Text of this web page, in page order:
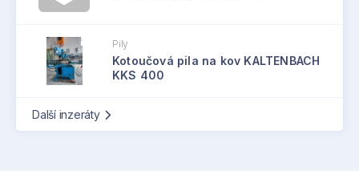
Pily
Kotoučová pila na kov KALTENBACH
KKS 400
Další inzeráty